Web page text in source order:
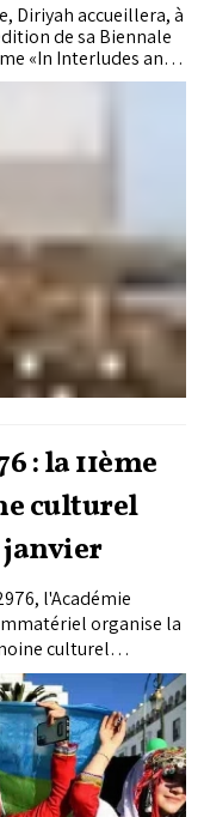
à
de sa Biennale
«In Interludes and
de 65 artistes
pratiques
de circulation, de
arabe
: la 11ème
culturel
janvier
l'Académie
organise la
culturel
Rabat à Fès du 13 au